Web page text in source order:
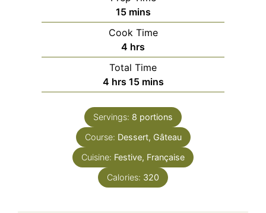
15minutes
mins
Cook Time
4 hours
hrs
Total Time
4hours
hrs 15minutes
mins
Servings: 8 portions
Course: Dessert, Gâteau
Cuisine: Festive, Française
Calories: 320